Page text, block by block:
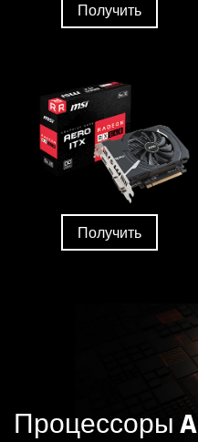
Получить
Получить
Процессоры